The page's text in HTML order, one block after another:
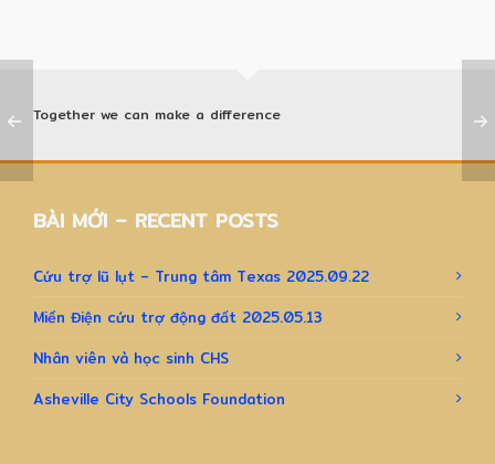
Together we can make a difference
BÀI MỚI – RECENT POSTS
Cứu trợ lũ lụt – Trung tâm Texas 2025.09.22
Miến Điện cứu trợ động đất 2025.05.13
Nhân viên và học sinh CHS
Asheville City Schools Foundation